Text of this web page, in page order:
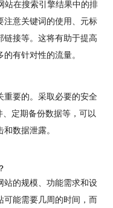
站在搜索引擎结果中的排
注意关键词的使用、元标
链接等。这将有助于提高
有针对性的流量。
重要的。采取必要的安全
定期备份数据等，可以
数据泄露。
站的规模、功能需求和设
可能需要几周的时间，而